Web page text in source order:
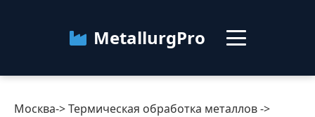
MetallurgPro
Москва
Москва->Термическая обработка металлов->